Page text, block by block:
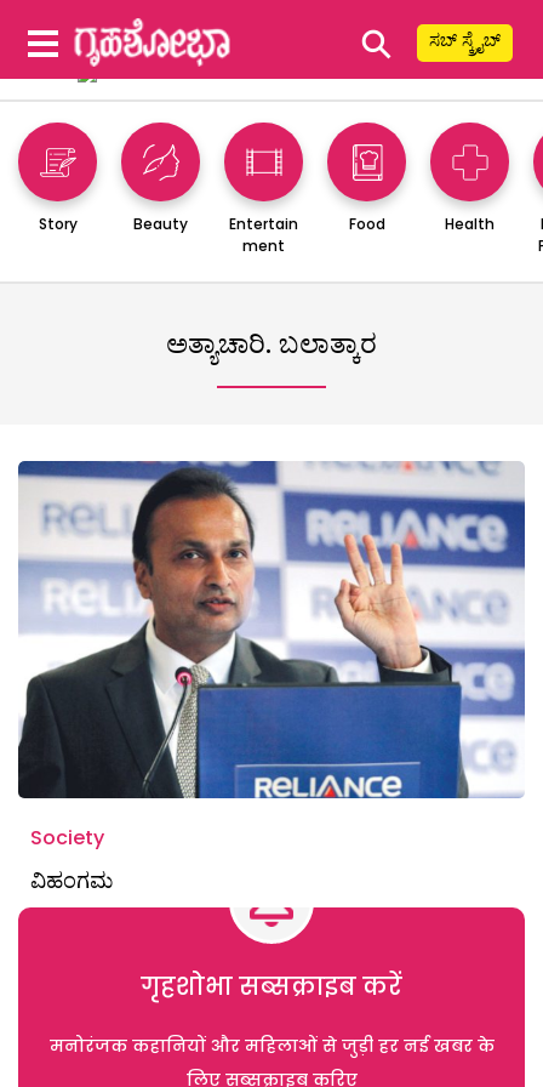
⚲ ಸಬ್ ಸ್ಕ್ರೈಬ್
Story Beauty
Entertain
ment
Food Health
ಅತ್ಯಾಚಾರಿ. ಬಲಾತ್ಕಾರ
Society
ವಿಹಂಗಮ
गृहशोभा सब्सक्राइब करें
मनोरंजक कहानियों और महिलाओं से जुड़ी हर नई खबर के
लिए सब्सक्राइब करिए